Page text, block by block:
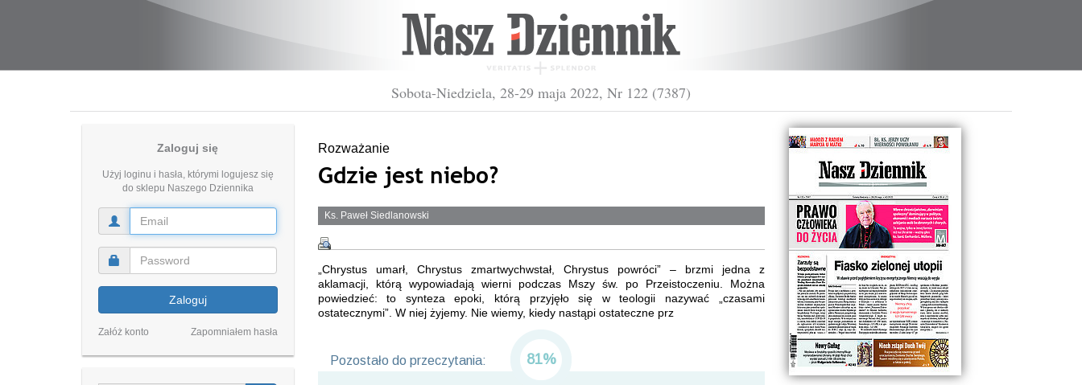
Sobota-Niedziela, 28-29 maja 2022, Nr 122 (7387)
Zaloguj się
Użyj loginu i hasła, którymi logujesz się
do sklepu Naszego Dziennika
Zaloguj
Załóż konto Zapomniałem hasła
Rozważanie
Gdzie jest niebo?
Ks. Paweł Siedlanowski
„Chrystus umarł, Chrystus zmartwychwstał, Chrystus powróci” – brzmi jedna z
aklamacji, którą wypowiadają wierni podczas Mszy św. po Przeistoczeniu. Można
powiedzieć: to synteza epoki, którą przyjęło się w teologii nazywać „czasami
ostatecznymi”. W niej żyjemy. Nie wiemy, kiedy nastąpi ostateczne prz
Pozostało do przeczytania: 81%